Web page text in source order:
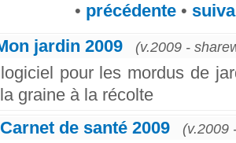
• précédente•
jardin 2009
(v.2009 -
pour les mordus de
graine à la récolte
de santé 2009
(v.2009